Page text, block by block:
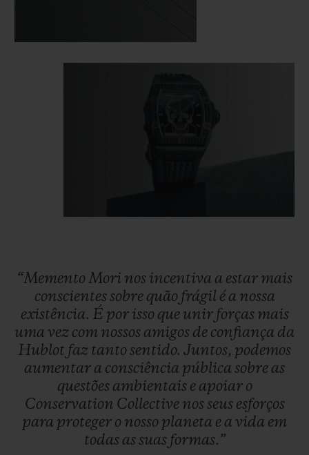
“Memento Mori nos incentiva a estar mais
conscientessobre quão frágil é a nossa
existência. É por isso que unir forças mais
uma vez com nossos amigos de confiança da
Hublot faz tanto sentido. Juntos, podemos
aumentar a consciência pública sobre as
questões ambientais e apoiar o
Conservation Collective nosseus esforços
para proteger o nosso planeta e a vida em
todas assuas formas.”